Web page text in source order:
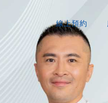
線上預約